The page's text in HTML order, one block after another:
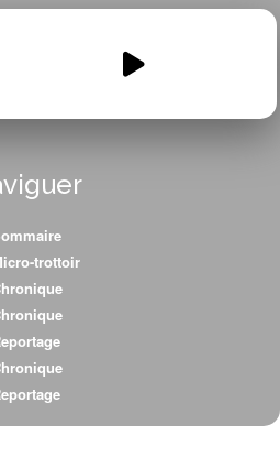
Recycler-cest-bien-jouer-.mp3
trottoir